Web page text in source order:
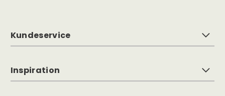
Kundeservice
Inspiration